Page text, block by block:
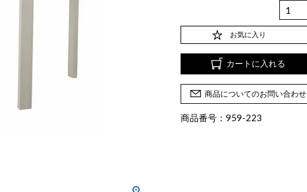
お気に入り
カートに入れる
商品についてのお問い合わせ
商品番号：959-223